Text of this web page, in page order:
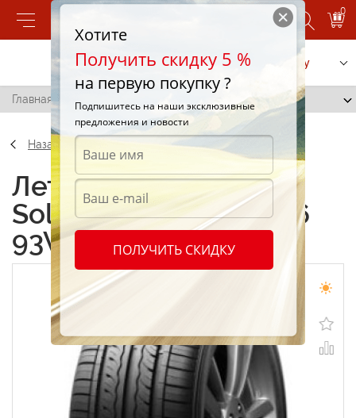
0
Позвонить Заказать услугу
Главная / Kumho Solus KH17 215/55 R16 93V
Назад
Летние шины Kumho
Solus KH17 215/55 R16
93V
Хотите
Получить скидку 5 %
на первую покупку ?
Подпишитесь на наши эксклюзивные
предложения и новости
ПОЛУЧИТЬ СКИДКУ